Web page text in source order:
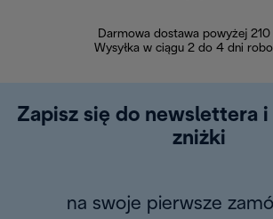
Darmowa dostawa powyżej 210
Wysyłka w ciągu 2 do 4 dni
Zapisz się do newslettera
zniżki
na swoje pierwsze